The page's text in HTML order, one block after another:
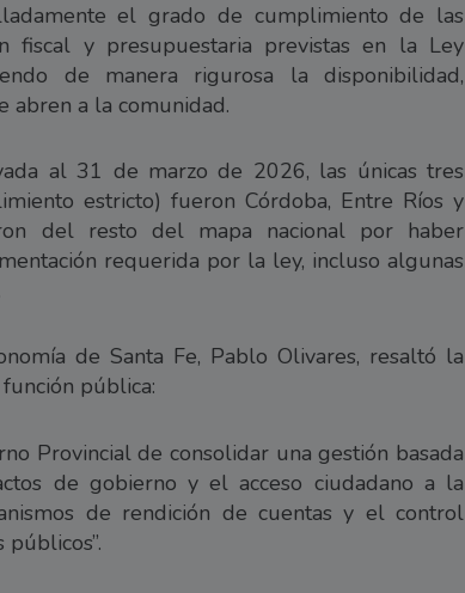
el grado de cumplimiento de las
fiscal y presupuestaria previstas en la Ley
de manera rigurosa la disponibilidad,
abren a la comunidad.
al 31 de marzo de 2026, las únicas tres
estricto) fueron Córdoba, Entre Ríos y
del resto del mapa nacional por haber
requerida por la ley, incluso algunas
de Santa Fe, Pablo Olivares, resaltó la
pública:
Provincial de consolidar una gestión basada
de gobierno y el acceso ciudadano a la
de rendición de cuentas y el control